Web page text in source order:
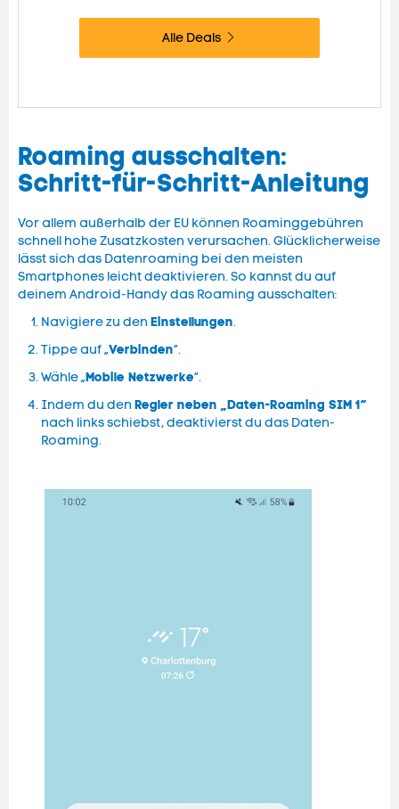
Alle Deals
Roaming ausschalten:
Schritt-für-Schritt-Anleitung
Vor allem außerhalb der EU können Roaminggebühren
schnell hohe Zusatzkosten verursachen. Glücklicherweise
lässt sich das Datenroaming bei den meisten
Smartphones leicht deaktivieren. So kannst du auf
deinem Android-Handy das Roaming ausschalten:
Navigiere zu den Einstellungen.
Tippe auf „Verbinden“.
Wähle „Mobile Netzwerke“.
Indem du den Regler neben „Daten-Roaming SIM 1“
nach links schiebst, deaktivierst du das Daten-
Roaming.